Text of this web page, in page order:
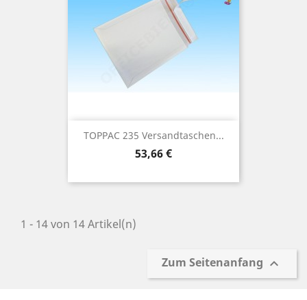
TOPPAC 235 Versandtaschen...
Preis
53,66 €
1 - 14 von 14 Artikel(n)
Zum Seitenanfang 